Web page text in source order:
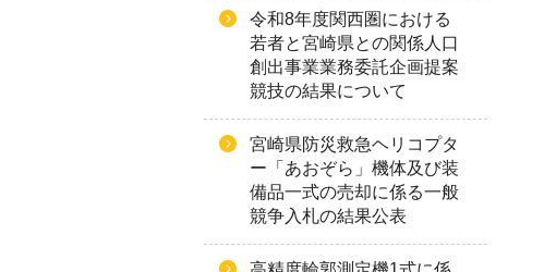
令和8年度関西圏における
若者と宮崎県との関係人口
創出事業業務委託企画提案
競技の結果について
宮崎県防災救急ヘリコプタ
ー「あおぞら」機体及び装
備品一式の売却に係る一般
競争入札の結果公表